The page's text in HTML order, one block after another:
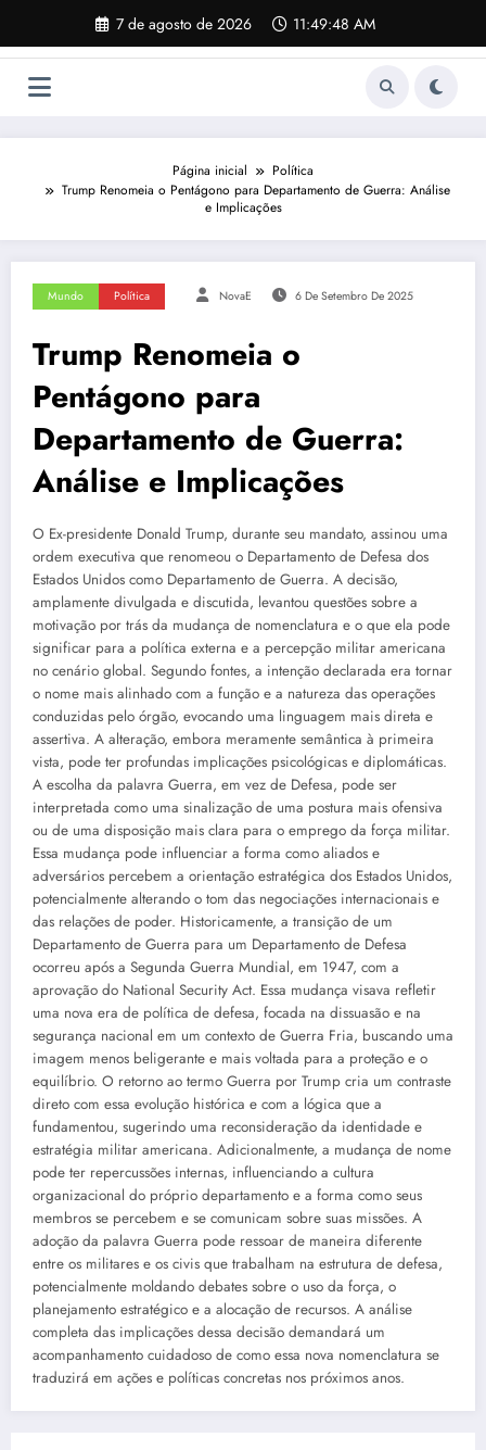
o
7 de agosto de 2026 11:49:49 AM
Página inicial
Política
Trump Renomeia o Pentágono para Departamento de Guerra: Análise
e Implicações
Mundo Política NovaE 6 De Setembro De 2025
Trump Renomeia o
Pentágono para
Departamento de Guerra:
Análise e Implicações
O Ex-presidente Donald Trump, durante seu mandato, assinou uma
ordem executiva que renomeou o Departamento de Defesa dos
Estados Unidos como Departamento de Guerra. A decisão,
amplamente divulgada e discutida, levantou questões sobre a
motivação por trás da mudança de nomenclatura e o que ela pode
significar para a política externa e a percepção militar americana
no cenário global. Segundo fontes, a intenção declarada era tornar
o nome mais alinhado com a função e a natureza das operações
conduzidas pelo órgão, evocando uma linguagem mais direta e
assertiva. A alteração, embora meramente semântica à primeira
vista, pode ter profundas implicações psicológicas e diplomáticas.
A escolha da palavra Guerra, em vez de Defesa, pode ser
interpretada como uma sinalização de uma postura mais ofensiva
ou de uma disposição mais clara para o emprego da força militar.
Essa mudança pode influenciar a forma como aliados e
adversários percebem a orientação estratégica dos Estados Unidos,
potencialmente alterando o tom das negociações internacionais e
das relações de poder. Historicamente, a transição de um
Departamento de Guerra para um Departamento de Defesa
ocorreu após a Segunda Guerra Mundial, em 1947, com a
aprovação do National Security Act. Essa mudança visava refletir
uma nova era de política de defesa, focada na dissuasão e na
segurança nacional em um contexto de Guerra Fria, buscando uma
imagem menos beligerante e mais voltada para a proteção e o
equilíbrio. O retorno ao termo Guerra por Trump cria um contraste
direto com essa evolução histórica e com a lógica que a
fundamentou, sugerindo uma reconsideração da identidade e
estratégia militar americana. Adicionalmente, a mudança de nome
pode ter repercussões internas, influenciando a cultura
organizacional do próprio departamento e a forma como seus
membros se percebem e se comunicam sobre suas missões. A
adoção da palavra Guerra pode ressoar de maneira diferente
entre os militares e os civis que trabalham na estrutura de defesa,
potencialmente moldando debates sobre o uso da força, o
planejamento estratégico e a alocação de recursos. A análise
completa das implicações dessa decisão demandará um
acompanhamento cuidadoso de como essa nova nomenclatura se
traduzirá em ações e políticas concretas nos próximos anos.